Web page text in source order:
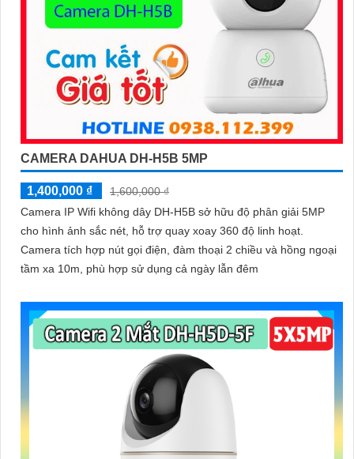
CAMERA DAHUA DH-H5B 5MP
1,400,000 ₫
1,600,000 ₫
Camera IP Wifi không dây DH-H5B sở hữu độ phân giải 5MP
cho hình ảnh sắc nét, hỗ trợ quay xoay 360 độ linh hoạt.
Camera tích hợp nút gọi điện, đàm thoại 2 chiều và hồng ngoại
tầm xa 10m, phù hợp sử dụng cả ngày lẫn đêm